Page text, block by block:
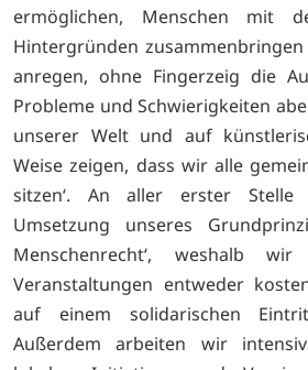
ermöglichen, Menschen mit
Hintergründen
anregen, ohne Fingerzeig die
Probleme und Schwierigkeiten
unserer Welt und auf
Weise zeigen, dass wir alle
sitzen‘. An aller erster
Umsetzung unseres
Menschenrecht‘, weshalb
Veranstaltungen entweder
auf einem solidarischen
Außerdem arbeiten wir